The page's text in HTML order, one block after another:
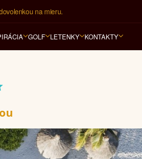
na luxusnú dovolenku od 4.000 EUR.
GOLF LETENKY KONTAKTY